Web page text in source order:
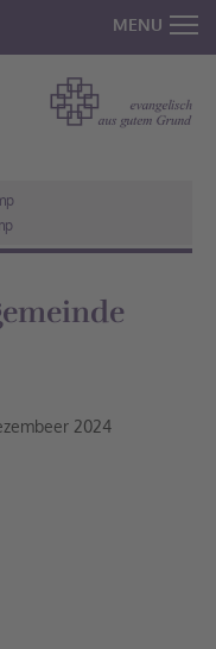
MENU
2024